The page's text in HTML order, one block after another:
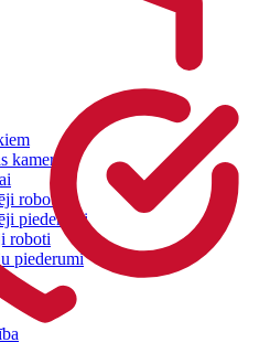
kameras
roboti
piederumi
roboti
piederumi